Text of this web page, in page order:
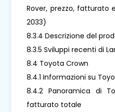
Rover, prezzo, fatturato
2033)
8.3.4 Descrizione del
8.3.5 Sviluppi recenti di
8.4 Toyota Crown
8.4.1 Informazioni su
8.4.2 Panoramica di
fatturato totale